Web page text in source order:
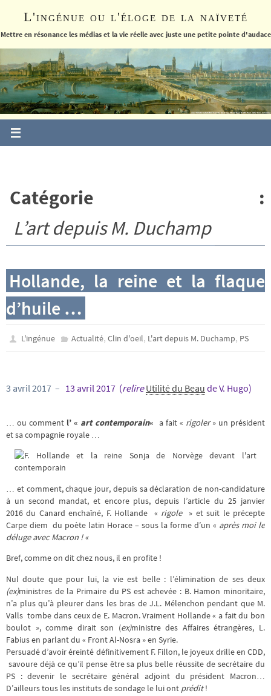
le
L'ingénue ou l'éloge de la naïveté
Mettre en résonance les médias et la vie réelle avec juste une petite pointe d'audace
Catégorie :
L’art depuis M. Duchamp
Hollande, la reine et la flaque
d’huile …
L'ingénue Actualité, Clin d'oeil, L'art depuis M. Duchamp, PS
3 avril 2017 – 13 avril 2017 (relireUtilité du Beau deV. Hugo)
… ou comment l’ « art contemporain« a fait « rigoler» un président
et sa compagnie royale …
… et comment, chaque jour, depuis sa déclaration de non-candidature
à un second mandat, et encore plus, depuis l’article du 25 janvier
2016 du Canard enchaîné, F. Hollande « rigole» et suit le précepte
Carpe diem du poète latin Horace – sous la forme d’un « après moi le
déluge avec Macron ! «
Bref, comme on dit chez nous, il en profite !
Nul doute que pour lui, la vie est belle : l’élimination de ses deux
(ex)ministres de la Primaire du PS est achevée : B. Hamon minoritaire,
n’a plus qu’à pleurer dans les bras de J.L. Mélenchon pendant que M.
Valls tombe dans ceux de E. Macron. Vraiment Hollande « a fait du bon
boulot », comme dirait son (ex)ministre des Affaires étrangères, L.
Fabius en parlant du « Front Al-Nosra » en Syrie.
Persuadé d’avoir éreinté définitivement F. Fillon, le joyeux drille en CDD,
savoure déjà ce qu’il pense être sa plus belle réussite de secrétaire du
PS : devenir le secrétaire général adjoint du président Macron…
D’ailleurs tous les instituts de sondage le lui ont prédit!